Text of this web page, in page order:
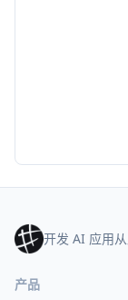
开发 AI 应用
产品